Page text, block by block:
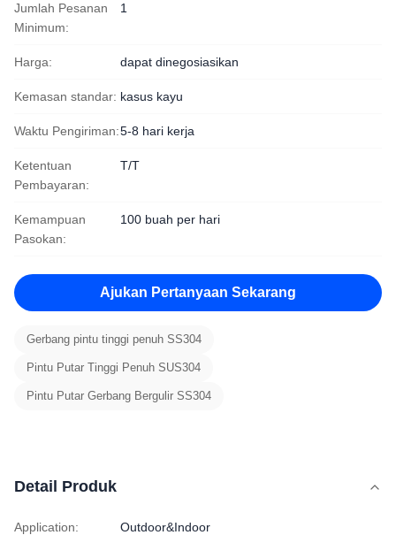
Jumlah Pesanan
Minimum:
1
Harga: dapat dinegosiasikan
Kemasan standar: kasus kayu
Waktu Pengiriman:5-8 hari kerja
Ketentuan
Pembayaran:
T/T
Kemampuan
Pasokan:
100 buah per hari
Ajukan Pertanyaan Sekarang
Gerbang pintu tinggi penuh SS304
Pintu Putar Tinggi Penuh SUS304
Pintu Putar Gerbang Bergulir SS304
Detail Produk
Application: Outdoor&Indoor